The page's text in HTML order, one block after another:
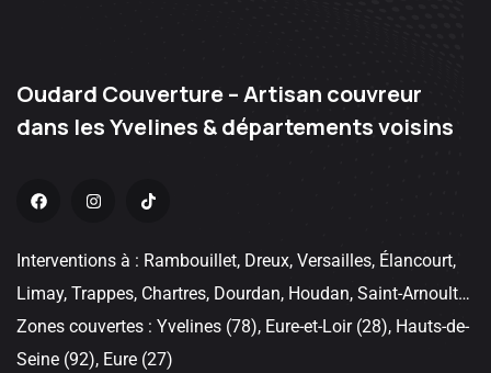
Oudard Couverture – Artisan couvreur
dans les Yvelines & départements voisins
Interventions à : Rambouillet, Dreux, Versailles, Élancourt,
Limay, Trappes, Chartres, Dourdan, Houdan, Saint-Arnoult…
Zones couvertes : Yvelines (78), Eure-et-Loir (28), Hauts-de-
Seine (92), Eure (27)